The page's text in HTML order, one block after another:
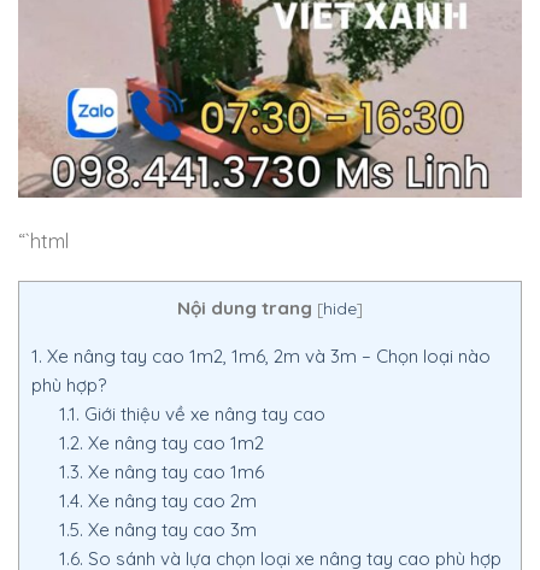
“`html
Nội dung trang [hide]
1. Xe nâng tay cao 1m2, 1m6, 2m và 3m – Chọn loại nào
phù hợp?
1.1. Giới thiệu về xe nâng tay cao
1.2. Xe nâng tay cao 1m2
1.3. Xe nâng tay cao 1m6
1.4. Xe nâng tay cao 2m
1.5. Xe nâng tay cao 3m
1.6. So sánh và lựa chọn loại xe nâng tay cao phù hợp